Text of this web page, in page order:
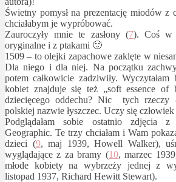
Świetny pomysł na prezentację miodów z
chciałabym je wypróbować.
Zauroczyły mnie te zasłony (7). Coś w
oryginalne i z ptakami 🙂
1509 – to olejki zapachowe zaklęte w
Dla niego i dla niej. Na początku
potem całkowicie zadziwiły.
kobiet znajduje się też „soft essence of
dziecięcego oddechu? Nic tych
polskiej nazwie łyszczec. Uczy się
Podglądałam sobie ostatnio zdjęcia
Geographic. Te trzy chciałam i Wam
dzieci (9, maj 1939, Howell Walker),
wyglądające z za bramy (10, marzec
młode kobiety na wybrzeży jednej z
listopad 1937, Richard Hewitt Stewart).